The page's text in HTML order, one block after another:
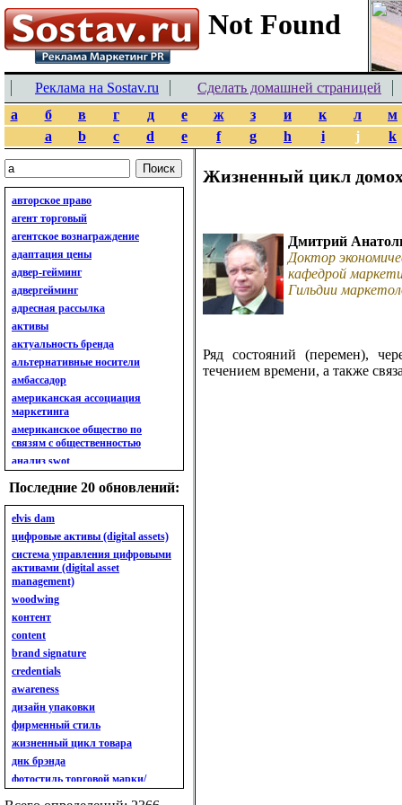
Реклама на Sostav.ru
Сделать домашней страницей
а
б в г д е ж з и к л
м
a
b c d e f g h i j k
авторское право
агент торговый
агентское вознаграждение
адаптация цены
адвер-гейминг
адвергейминг
адресная рассылка
активы
актуальность бренда
альтернативные носители
амбассадор
американская ассоциация
маркетинга
американское общество по
связям с общественностью
анализ swot
анализ бизнес-портфеля
анализ имиджа
анализ кластерный
анализ конкурентов
анализ кросс-культурных
особенностей
анализ мак кинси «7s»
анализ макросистемы
анализ маркетинговый
анализ рынка
анализ ситуационный
анализ экспертный
индивидуальный
анкета
ассортимент
ассортимент товарный.
планирование товарного
ассортимента
ассортимент. глубина
Последние 20 обновлений:
elvis dam
цифровые активы (digital assets)
система управления цифровыми
активами (digital asset
management)
woodwing
контент
content
brand signature
credentials
awareness
дизайн упаковки
фирменный стиль
жизненный цикл товара
днк брэнда
фотостиль торговой марки/
линейки продукции
Жизненный цикл
Дмитрий
Доктор
кафедрой
Гильдии
Ряд состояний (перемен),
течением времени, а также